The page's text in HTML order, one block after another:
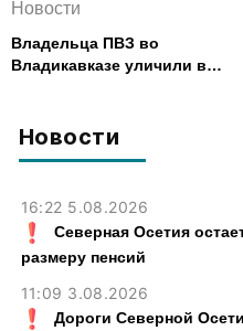
Новости
16:22 5.08.2026
Северная Осетия
размеру пенсий
11:09 3.08.2026
Дороги Северной
Новости
Владельца ПВЗ во
Владикавказе уличили в